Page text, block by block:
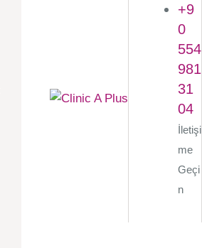
+9
0
554
981
31
04
İletişi
me
Geçi
n